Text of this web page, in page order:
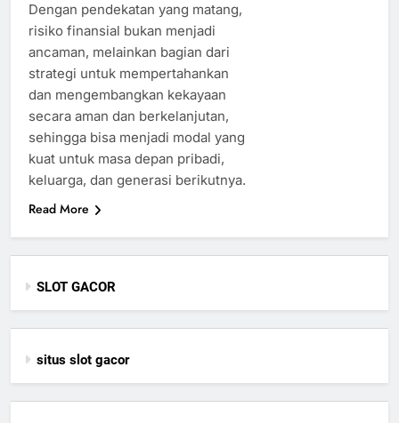
Dengan pendekatan yang matang,
risiko finansial bukan menjadi
ancaman, melainkan bagian dari
strategi untuk mempertahankan
dan mengembangkan kekayaan
secara aman dan berkelanjutan,
sehingga bisa menjadi modal yang
kuat untuk masa depan pribadi,
keluarga, dan generasi berikutnya.
Read More
SLOT GACOR
situs slot gacor